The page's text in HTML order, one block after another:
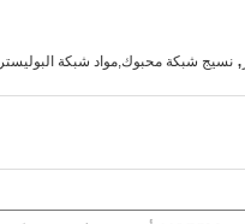
, نسيج شبكة محبوك,مواد شبكة البوليستر